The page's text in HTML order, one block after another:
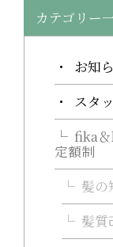
カテゴリー
お知
スタ
fika
定額制
髪の
髪質